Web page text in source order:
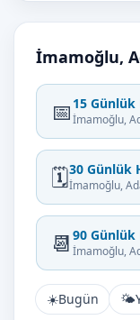
İmamoğlu,
📅 15
İmamoğlu,
🗓️30 Günlük
İmamoğlu,
📆 90 Günlük
İmamoğlu,
☀️Bugün 🌤️